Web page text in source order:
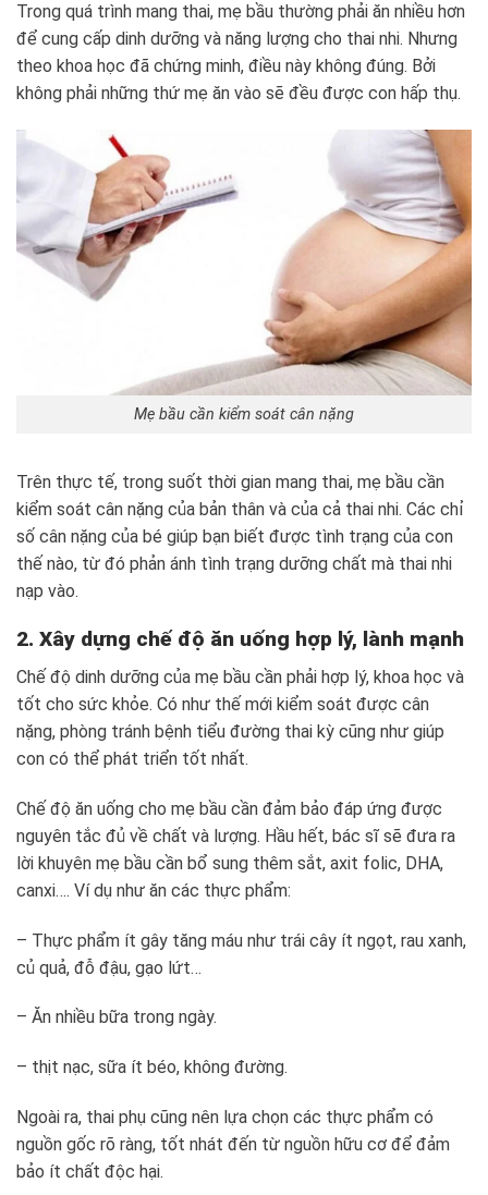
Trong quá trình mang thai, mẹ bầu thường phải ăn nhiều hơn
để cung cấp dinh dưỡng và năng lượng cho thai nhi. Nhưng
theo khoa học đã chứng minh, điều này không đúng. Bởi
không phải những thứ mẹ ăn vào sẽ đều được con hấp thụ.
Mẹ bầu cần kiểm soát cân nặng
Trên thực tế, trong suốt thời gian mang thai, mẹ bầu cần
kiểm soát cân nặng của bản thân và của cả thai nhi. Các chỉ
số cân nặng của bé giúp bạn biết được tình trạng của con
thế nào, từ đó phản ánh tình trạng dưỡng chất mà thai nhi
nạp vào.
2. Xây dựng chế độ ăn uống hợp lý, lành mạnh
Chế độ dinh dưỡng của mẹ bầu cần phải hợp lý, khoa học và
tốt cho sức khỏe. Có như thế mới kiểm soát được cân
nặng, phòng tránh bệnh tiểu đường thai kỳ cũng như giúp
con có thể phát triển tốt nhất.
Chế độ ăn uống cho mẹ bầu cần đảm bảo đáp ứng được
nguyên tắc đủ về chất và lượng. Hầu hết, bác sĩ sẽ đưa ra
lời khuyên mẹ bầu cần bổ sung thêm sắt, axit folic, DHA,
canxi…. Ví dụ như ăn các thực phẩm:
– Thực phẩm ít gây tăng máu như trái cây ít ngọt, rau xanh,
củ quả, đỗ đậu, gạo lứt…
– Ăn nhiều bữa trong ngày.
– thịt nạc, sữa ít béo, không đường.
Ngoài ra, thai phụ cũng nên lựa chọn các thực phẩm có
nguồn gốc rõ ràng, tốt nhát đến từ nguồn hữu cơ để đảm
bảo ít chất độc hại.